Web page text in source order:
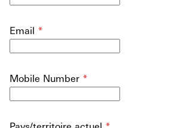
Email *
Mobile Number *